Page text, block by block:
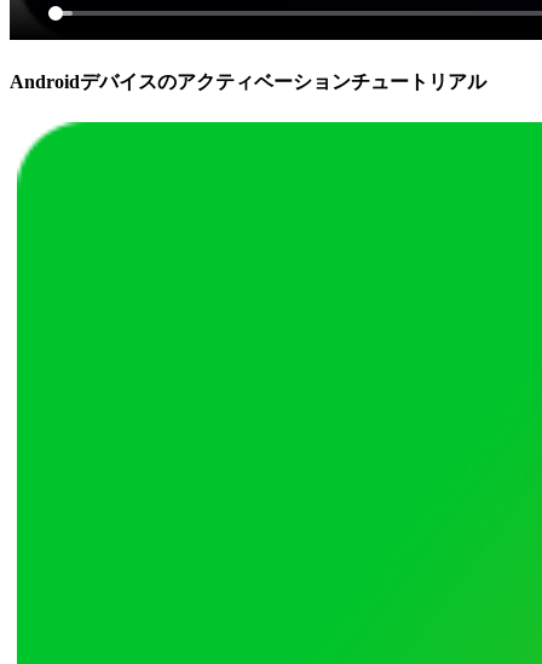
Androidデバイスのアクティベーションチュートリアル